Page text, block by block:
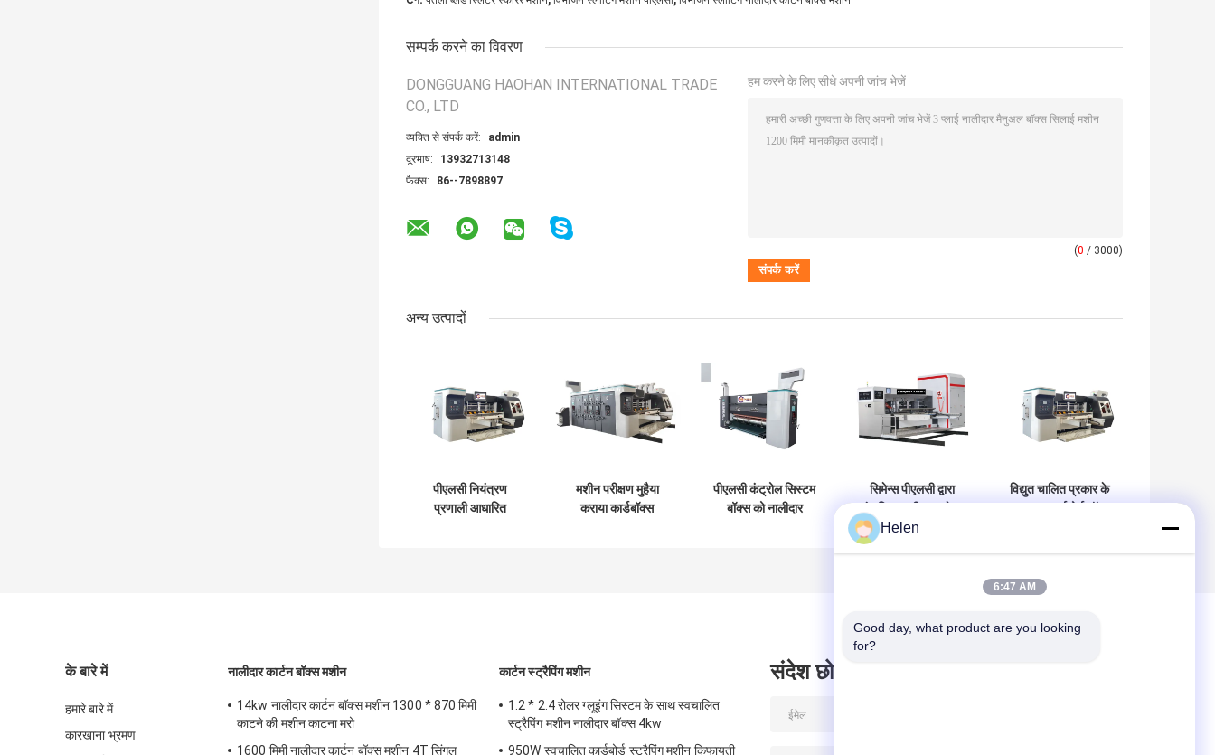
सम्पर्क करने का विवरण
DONGGUANG HAOHAN INTERNATIONAL TRADE
CO., LTD
व्यक्ति से संपर्क करें:
admin
दूरभाष:
13932713148
फैक्स:
86--7898897
हम करने के लिए सीधे अपनी जांच भेजें
(0 / 3000)
अन्य उत्पादों
पीएलसी नियंत्रण
प्रणाली आधारित
मशीन परीक्षण मुहैया
कराया कार्डबॉक्स
पीएलसी कंट्रोल सिस्टम
बॉक्स को नालीदार
सिमेन्स पीएलसी द्वारा
डिब्बा मशीन नालीदार गत्ता
विद्युत चालित प्रकार के
के बारे में
हमारे बारे में
कारखाना भ्रमण
नालीदार कार्टन बॉक्स मशीन
14kw नालीदार कार्टन बॉक्स मशीन 1300 * 870 मिमी
काटने की मशीन काटना मरो
1600 मिमी नालीदार कार्टन बॉक्स मशीन 4T सिंगल
कार्टन स्ट्रैपिंग मशीन
1.2 * 2.4 रोलर ग्लूइंग सिस्टम के साथ स्वचालित
स्ट्रैपिंग मशीन नालीदार बॉक्स 4kw
950W स्वचालित कार्डबोर्ड स्ट्रैपिंग मशीन किफायती
संदेश छोड़ दो
Helen
6:47 AM
Good day, what product are you looking
for?